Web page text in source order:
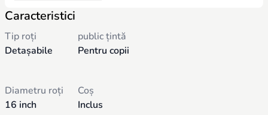
atrăgătoare, inspirând jocuri și aventuri imaginare. Ajută la
Caracteristici
Tip roți
Detașabile
public țintă
Pentru copii
Diametru roți
16 inch
Coș
Inclus